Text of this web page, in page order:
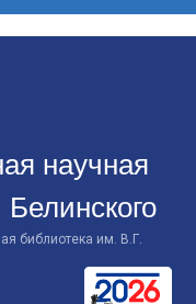
научная
библиотека им. В.Г.